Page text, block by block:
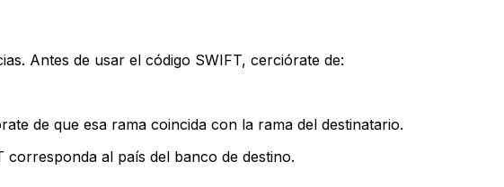
Antes de usar el código SWIFT, cerciórate de:
de que esa rama coincida con la rama del destinatario.
al país del banco de destino.